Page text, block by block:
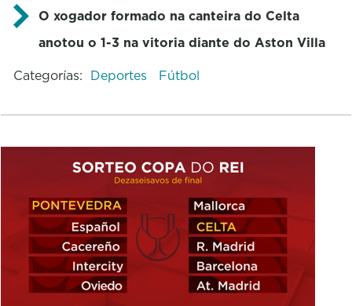
O xogador formado na canteira do Celta
anotou o 1-3 na vitoria diante do Aston Villa
Categorías: Deportes Fútbol